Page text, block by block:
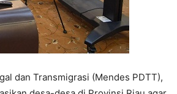
dan Transmigrasi (Mendes PDTT),